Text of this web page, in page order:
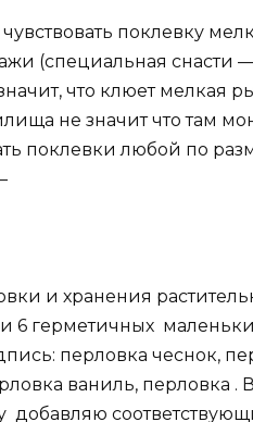
поклевку
(специальная снасти
что клюет мелкая
не значит что там
поклевки любой по
и хранения
6 герметичных
перловка чеснок,
ваниль, перловка .
добавляю